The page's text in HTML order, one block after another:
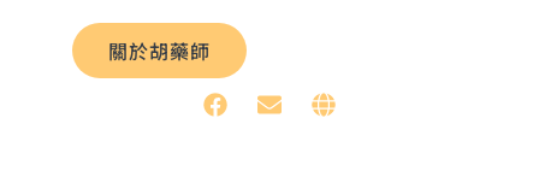
關於胡藥師